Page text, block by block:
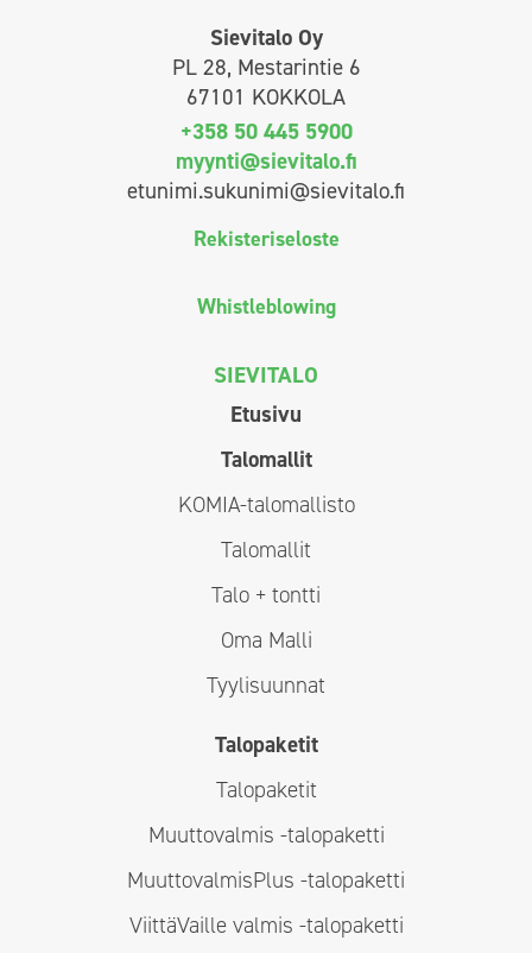
Sievitalo Oy
PL 28, Mestarintie 6
67101 KOKKOLA
+358 50 445 5900
myynti@sievitalo.fi
etunimi.sukunimi@sievitalo.fi
Rekisteriseloste
Whistleblowing
SIEVITALO
Etusivu
Talomallit
KOMIA-talomallisto
Talomallit
Talo + tontti
Oma Malli
Tyylisuunnat
Talopaketit
Talopaketit
Muuttovalmis -talopaketti
MuuttovalmisPlus -talopaketti
ViittäVaille valmis -talopaketti